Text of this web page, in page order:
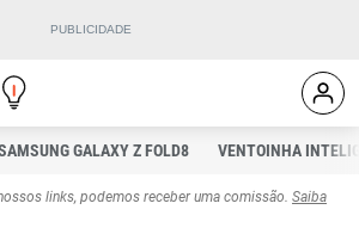
GALAXY Z FOLD8 VENTOINHA
links, podemos receber uma comissão. Saiba